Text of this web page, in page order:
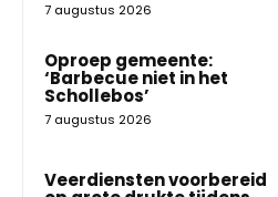
7 augustus 2026
Oproep gemeente:
‘Barbecue niet in het
Schollebos’
7 augustus 2026
Veerdiensten voorbereid